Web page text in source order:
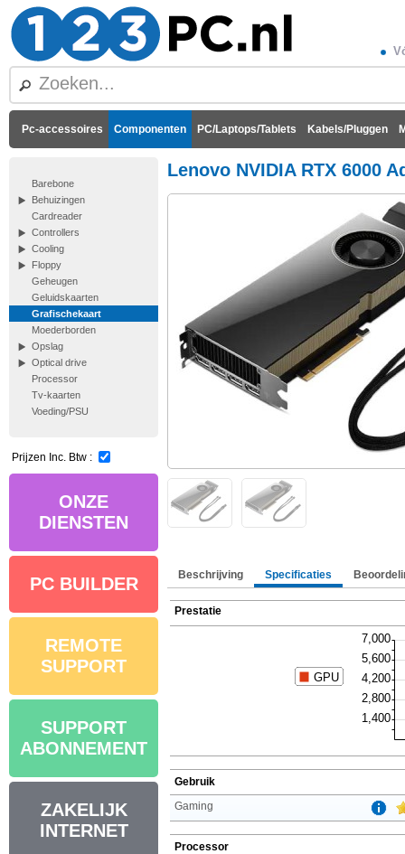
Pc-accessoires Componenten PC/Laptops/Tablets Kabels/Pluggen
Barebone
Behuizingen
Cardreader
Controllers
Cooling
Floppy
Geheugen
Geluidskaarten
Grafischekaart
Moederborden
Opslag
Optical drive
Processor
Tv-kaarten
Voeding/PSU
Prijzen Inc. Btw :
ONZE
DIENSTEN
PC BUILDER
REMOTE
SUPPORT
SUPPORT
ABONNEMENT
ZAKELIJK
INTERNET
Lenovo NVIDIA RTX 6000
Beschrijving Specificaties
Prestatie
Gebruik
Gaming
Processor